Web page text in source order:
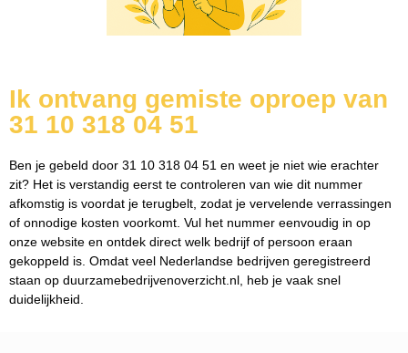
Ik ontvang gemiste oproep van
31 10 318 04 51
Ben je gebeld door 31 10 318 04 51 en weet je niet wie erachter
zit? Het is verstandig eerst te controleren van wie dit nummer
afkomstig is voordat je terugbelt, zodat je vervelende verrassingen
of onnodige kosten voorkomt. Vul het nummer eenvoudig in op
onze website en ontdek direct welk bedrijf of persoon eraan
gekoppeld is. Omdat veel Nederlandse bedrijven geregistreerd
staan op duurzamebedrijvenoverzicht.nl, heb je vaak snel
duidelijkheid.